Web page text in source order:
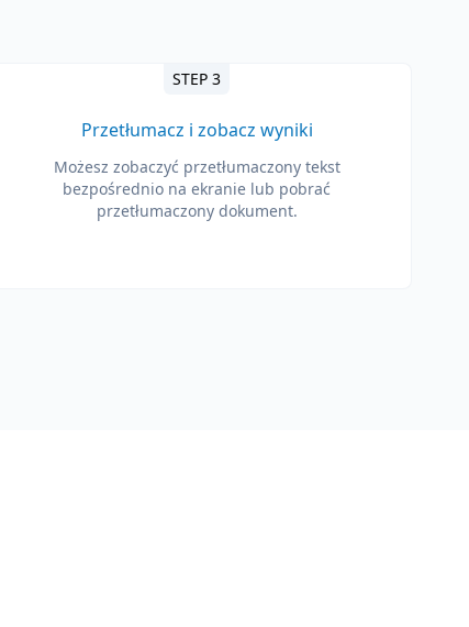
STEP 3
Przetłumacz i zobacz wyniki
Możesz zobaczyć przetłumaczony tekst
bezpośrednio na ekranie lub pobrać
przetłumaczony dokument.